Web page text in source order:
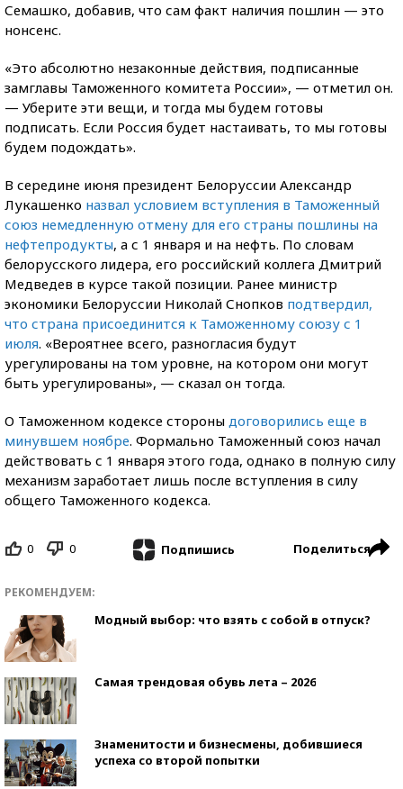
Семашко, добавив, что сам факт наличия пошлин — это
нонсенс.
«Это абсолютно незаконные действия, подписанные
замглавы Таможенного комитета России», — отметил он.
— Уберите эти вещи, и тогда мы будем готовы
подписать. Если Россия будет настаивать, то мы готовы
будем подождать».
В середине июня президент Белоруссии Александр
Лукашенко назвал условием вступления в Таможенный
союз немедленную отмену для его страны пошлины на
нефтепродукты, а с 1 января и на нефть. По словам
белорусского лидера, его российский коллега Дмитрий
Медведев в курсе такой позиции. Ранее министр
экономики Белоруссии Николай Снопков подтвердил,
что страна присоединится к Таможенному союзу с 1
июля. «Вероятнее всего, разногласия будут
урегулированы на том уровне, на котором они могут
быть урегулированы», — сказал он тогда.
О Таможенном кодексе стороны договорились еще в
минувшем ноябре. Формально Таможенный союз начал
действовать с 1 января этого года, однако в полную силу
механизм заработает лишь после вступления в силу
общего Таможенного кодекса.
0 0 Подпишись Поделиться
РЕКОМЕНДУЕМ:
Модный выбор: что взять с собой в отпуск?
Самая трендовая обувь лета – 2026
Знаменитости и бизнесмены, добившиеся
успеха со второй попытки